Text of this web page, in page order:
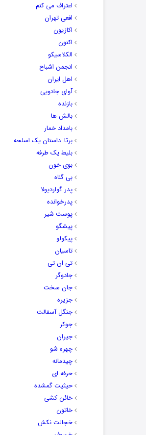
اعتراف می کنم
افعی تهران
اکازیون
اکنون
الکلاسیکو
انجمن اشباح
اهل ایران
آوای جادویی
بازنده
بالش ها
بامداد خمار
برتا: داستان یک اسلحه
بلیط یک‌‌ طرفه
بوی خون
بی گناه
پدر گواردیولا
پدرخوانده
پوست شیر
پیشگو
پیکولو
تاسیان
تی ان تی
جادوگر
جان سخت
جزیره
جنگل آسفالت
جوکر
جیران
چهره شو
چیدمانه
حرفه ای
حیثیت گمشده
خائن کشی
خاتون
خجالت نکش